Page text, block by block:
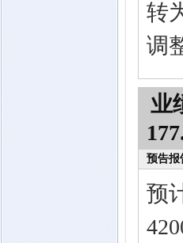
转
调
业
预告报
预